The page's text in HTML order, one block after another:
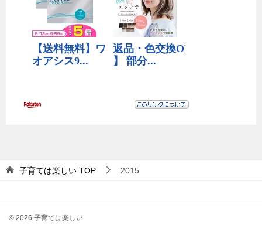
子育ては楽しい TOP 2015
© 2026 子育ては楽しい